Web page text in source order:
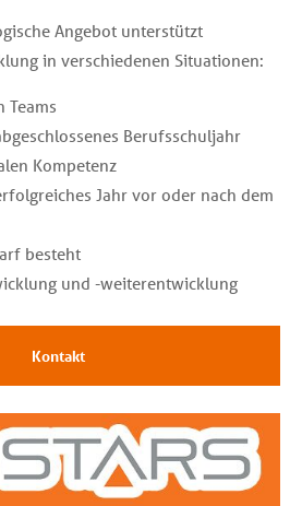
Angebot unterstützt
in verschiedenen Situationen:
Teams
Berufsschuljahr
Kompetenz
Jahr vor oder nach dem
besteht
und -weiterentwicklung
Kontakt